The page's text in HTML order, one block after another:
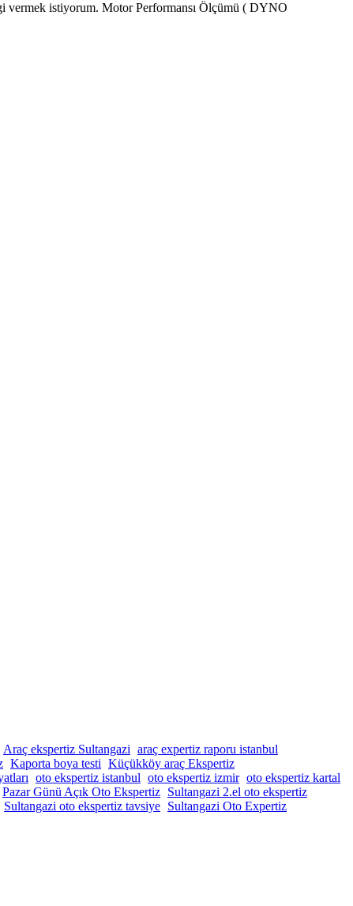
vermek istiyorum. Motor Performansı Ölçümü ( DYNO
Araç ekspertiz Sultangazi araç expertiz raporu istanbul
Kaporta boya testi Küçükköy araç Ekspertiz
oto ekspertiz istanbul oto ekspertiz izmir oto ekspertiz kartal
Pazar Günü Açık Oto Ekspertiz Sultangazi 2.el oto ekspertiz
Sultangazi oto ekspertiz tavsiye Sultangazi Oto Expertiz